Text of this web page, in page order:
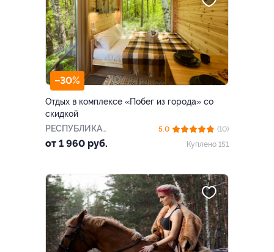
–30%
Отдых в комплексе «Побег из города» со
скидкой
РЕСПУБЛИКА
БАШКОРТОСТАН
от 1 960 руб.
5.0
(10)
Куплено 151